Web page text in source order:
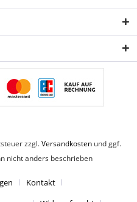
zzgl.Versandkosten und ggf.
nicht anders beschrieben
Kontakt